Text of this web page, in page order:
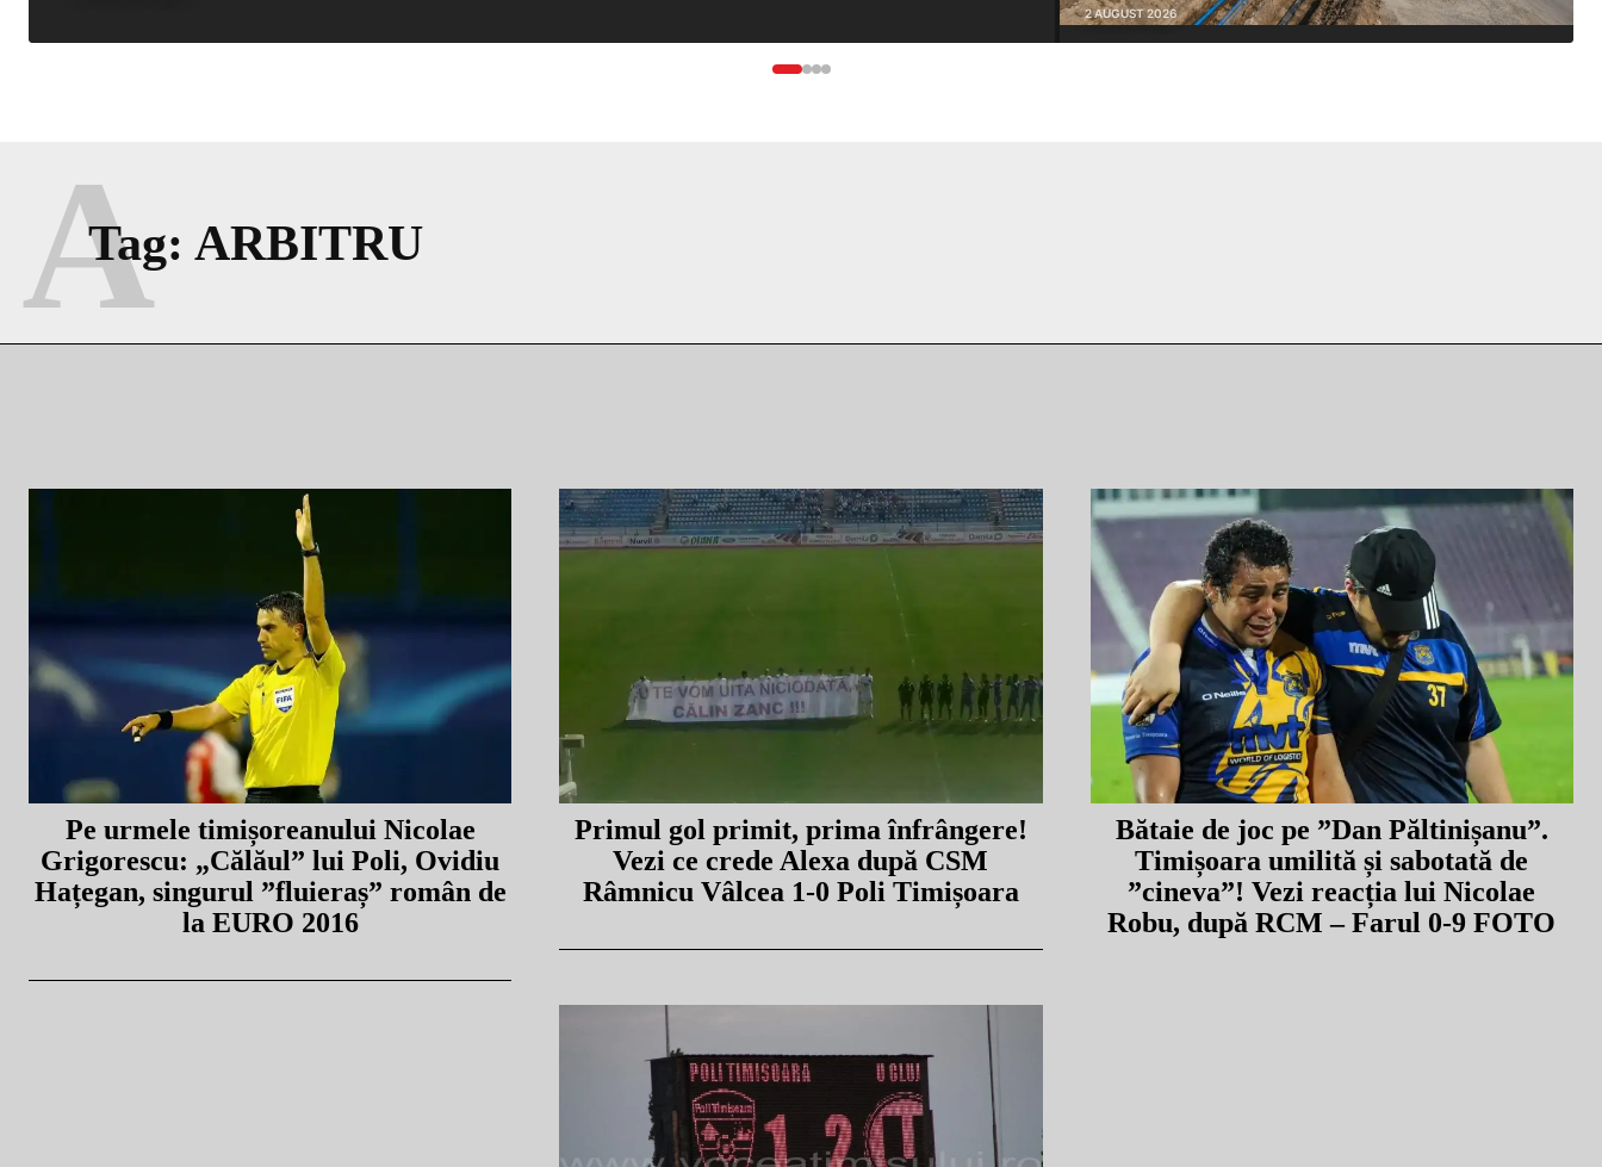
2 AUGUST 2026
Tag: ARBITRU
A
Pe urmele timișoreanului Nicolae
Grigorescu: „Călăul” lui Poli, Ovidiu
Hațegan, singurul ”fluieraș” român de
la EURO 2016
Primul gol primit, prima înfrângere!
Vezi ce crede Alexa după CSM
Râmnicu Vâlcea 1-0 Poli Timișoara
Bătaie de joc pe ”Dan Păltinișanu”.
Timișoara umilită și sabotată de
”cineva”! Vezi reacția lui Nicolae
Robu, după RCM – Farul 0-9 FOTO